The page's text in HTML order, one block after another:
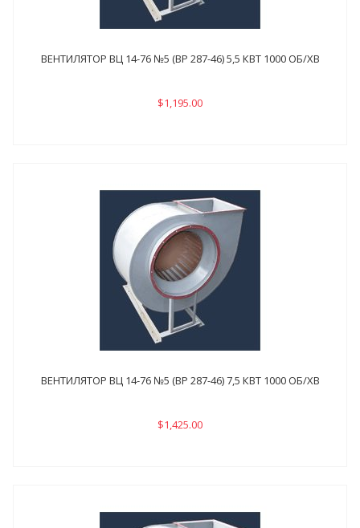
ВЕНТИЛЯТОР ВЦ 14-76 №5 (ВР 287-46) 5,5 КВТ 1000 ОБ/ХВ
$1,195.00
ВЕНТИЛЯТОР ВЦ 14-76 №5 (ВР 287-46) 7,5 КВТ 1000 ОБ/ХВ
$1,425.00